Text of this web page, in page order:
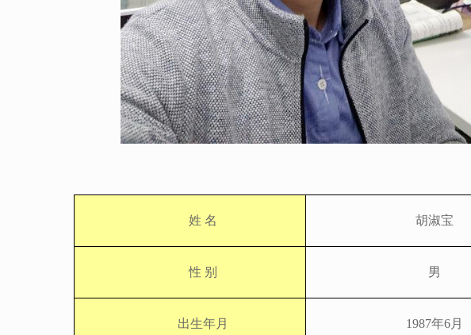
姓 名 胡淑宝
性 别 男
出生年月 1987年6月